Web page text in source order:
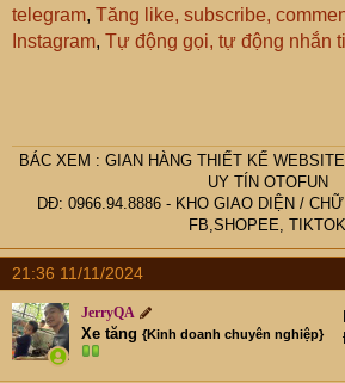
telegram, Tăng like, subscribe,
Instagram, Tự động gọi, tự động nhắn
BÁC XEM : GIAN HÀNG THIẾT KẾ
UY TÍN OTOFUN
DĐ: 0966.94.8886 - KHO GIAO DIỆN/
FB,SHOPEE, TIKTOK
21:36 11/11/2024
JerryQA
Xe tăng {Kinh doanh chuyên nghiệp}